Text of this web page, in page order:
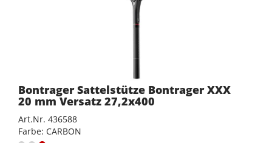
Bontrager Sattelstütze Bontrager XXX
20 mm Versatz 27,2x400
Art.Nr. 436588
Farbe: CARBON